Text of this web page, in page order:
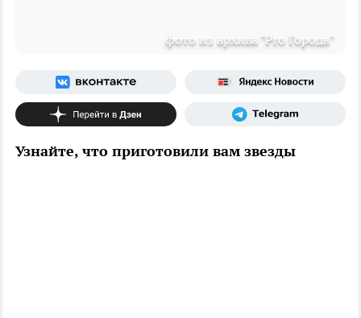
фото из архива "Pro Города"
Узнайте, что приготовили вам звезды